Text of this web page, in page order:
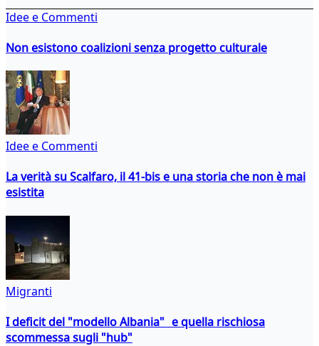
Idee e Commenti
Non esistono coalizioni senza progetto culturale
Idee e Commenti
La verità su Scalfaro, il 41-bis e una storia che non è mai
esistita
Migranti
I deficit del "modello Albania" e quella rischiosa
scommessa sugli "hub"